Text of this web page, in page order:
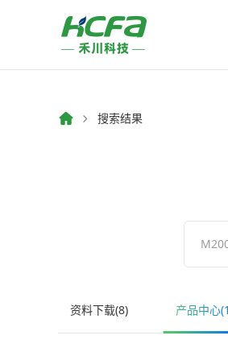
搜索结果
资料下载(8) 产品中心